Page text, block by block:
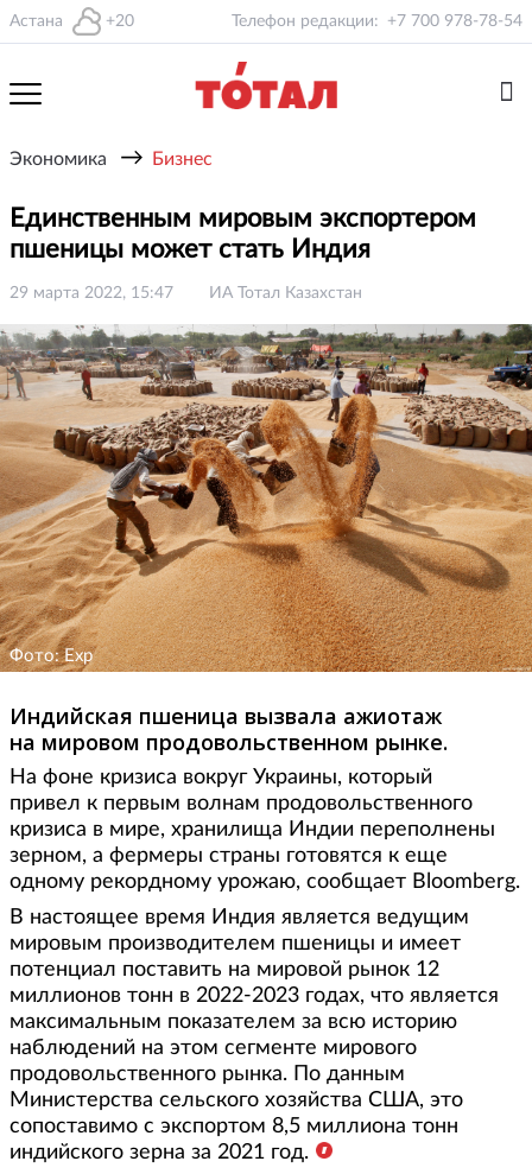
Астана +20 Телефон редакции: +7 700 978-78-54
Экономика → Бизнес
Единственным мировым экспортером
пшеницы может стать Индия
29 марта 2022, 15:47 ИА Тотал Казахстан
Фото: Exp
Индийская пшеница вызвала ажиотаж
на мировом продовольственном рынке.
На фоне кризиса вокруг Украины, который
привел к первым волнам продовольственного
кризиса в мире, хранилища Индии переполнены
зерном, а фермеры страны готовятся к еще
одному рекордному урожаю, сообщает Bloomberg.
В настоящее время Индия является ведущим
мировым производителем пшеницы и имеет
потенциал поставить на мировой рынок 12
миллионов тонн в 2022-2023 годах, что является
максимальным показателем за всю историю
наблюдений на этом сегменте мирового
продовольственного рынка. По данным
Министерства сельского хозяйства США, это
сопоставимо с экспортом 8,5 миллиона тонн
индийского зерна за 2021 год.